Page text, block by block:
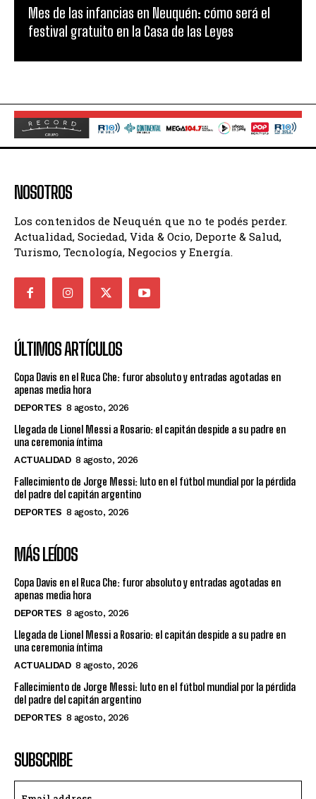
Mes de las infancias en Neuquén: cómo será el
festival gratuito en la Casa de las Leyes
NOSOTROS
Los contenidos de Neuquén que no te podés perder.
Actualidad, Sociedad, Vida & Ocio, Deporte & Salud,
Turismo, Tecnología, Negocios y Energía.
ÚLTIMOS ARTÍCULOS
Copa Davis en el Ruca Che: furor absoluto y entradas agotadas en
apenas media hora
DEPORTES 8 agosto, 2026
Llegada de Lionel Messi a Rosario: el capitán despide a su padre en
una ceremonia íntima
ACTUALIDAD 8 agosto, 2026
Fallecimiento de Jorge Messi: luto en el fútbol mundial por la pérdida
del padre del capitán argentino
DEPORTES 8 agosto, 2026
MÁS LEÍDOS
Copa Davis en el Ruca Che: furor absoluto y entradas agotadas en
apenas media hora
DEPORTES 8 agosto, 2026
Llegada de Lionel Messi a Rosario: el capitán despide a su padre en
una ceremonia íntima
ACTUALIDAD 8 agosto, 2026
Fallecimiento de Jorge Messi: luto en el fútbol mundial por la pérdida
del padre del capitán argentino
DEPORTES 8 agosto, 2026
SUBSCRIBE